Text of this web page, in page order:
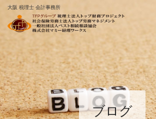
大阪 税理士 会計事務所
ブログ